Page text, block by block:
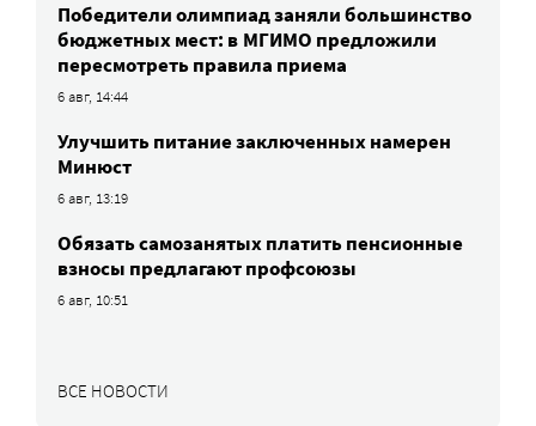
Победители олимпиад заняли большинство
бюджетных мест: в МГИМО предложили
пересмотреть правила приема
6 авг, 14:44
Улучшить питание заключенных намерен
Минюст
6 авг, 13:19
Обязать самозанятых платить пенсионные
взносы предлагают профсоюзы
6 авг, 10:51
ВСЕ НОВОСТИ